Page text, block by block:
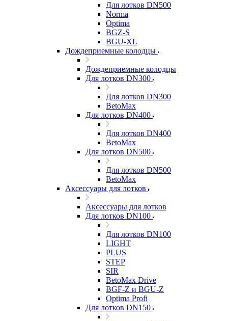
Для лотков DN500
Norma
Optima
BGZ-S
BGU-XL
Дождеприемные колодцы
Дождеприемные колодцы
Для лотков DN300
Для лотков DN300
BetoMax
Для лотков DN400
Для лотков DN400
BetoMax
Для лотков DN500
Для лотков DN500
BetoMax
Аксессуары для лотков
Аксессуары для лотков
Для лотков DN100
Для лотков DN100
LIGHT
PLUS
STEP
SIR
BetoMax Drive
BGF-Z и BGU-Z
Optima Profi
Для лотков DN150